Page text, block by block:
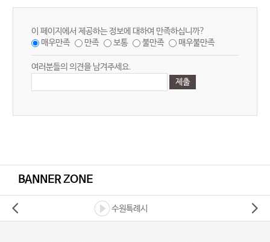
이 페이지에서 제공하는 정보에 대하여 만족하십니까?
매우만족
만족 보통 불만족 매우불만족
여러분들의 의견을 남겨주세요.
BANNER ZONE
수원특례시